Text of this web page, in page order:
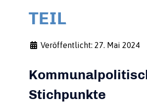
TEIL
Veröffentlicht: 27. Mai 2024
Stichpunkte